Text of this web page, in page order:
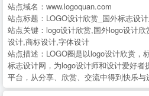
站点域名： www.logoquan.com
站点标题： LOGO设计欣赏_国外标志设
站点关键： logo设计欣赏,国外logo设计
设计,商标设计,字体设计
站点描述： LOGO圈是以logo设计欣赏，
标志设计网，为logo设计师和设计爱好
平台，从分享、欣赏、交流中得到快乐与